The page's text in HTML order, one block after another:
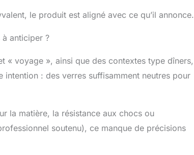
le produit est aligné avec ce qu’il annonce.
anticiper ?
« voyage », ainsi que des contextes type dîners,
: des verres suffisamment neutres pour
la matière, la résistance aux chocs ou
soutenu), ce manque de précisions